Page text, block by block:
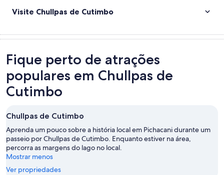
Visite Chullpas de Cutimbo
Fique perto de atrações
populares em Chullpas de
Cutimbo
Chullpas de Cutimbo
Aprenda um pouco sobre a história local em Pichacani durante um
passeio por Chullpas de Cutimbo. Enquanto estiver na área,
percorra as margens do lago no local.
Mostrar menos
Ver propriedades